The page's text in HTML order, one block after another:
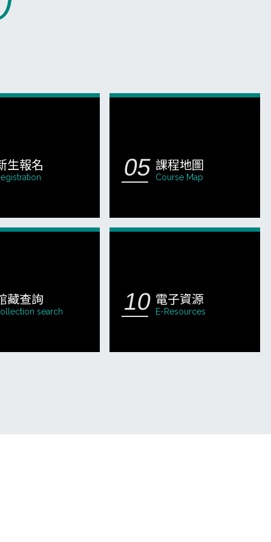
生報名 課程地圖
Course Map
藏查詢
search
電子資源
E-Resources